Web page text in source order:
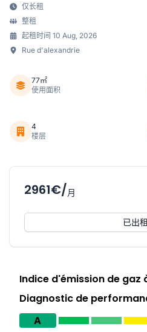
仅长租
整租
起租时间 10 Aug, 2026
Rue d'alexandrie
77㎡
使用面积
4
楼层
2961€/月
已出租
Indice d'émission de gaz
Diagnostic de
A